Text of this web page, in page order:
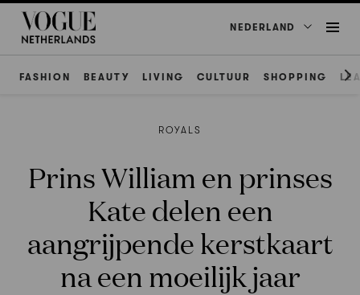
NEDERLAND
FASHION BEAUTY LIVING CULTUUR SHOPPING
ROYALS
Prins William en prinses
Kate delen een
aangrijpende kerstkaart
na een moeilijk jaar